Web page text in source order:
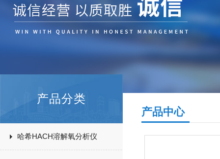
产品分类
哈希HACH溶解氧分析仪
产品中心